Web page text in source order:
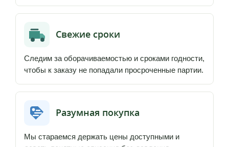
Свежие сроки
Следим за оборачиваемостью и сроками годности,
чтобы к заказу не попадали просроченные партии.
Разумная покупка
Мы стараемся держать цены доступными и